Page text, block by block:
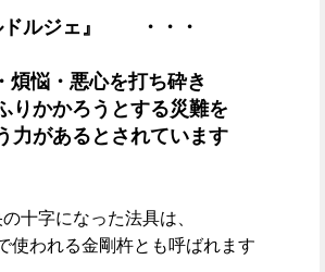
ドルジェ 』 ・・・
煩悩・悪心を打ち砕き
りかかろうとする災難を
力があるとされています
十字になった法具は、
使われる金剛杵とも呼ばれます